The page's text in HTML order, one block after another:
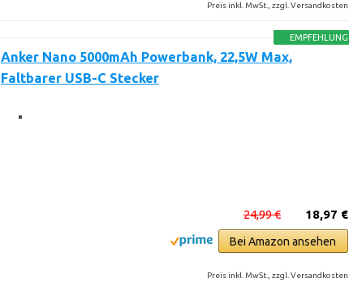
Preis inkl. MwSt., zzgl. Versandkosten
EMPFEHLUNG
Anker Nano 5000mAh Powerbank, 22,5W Max,
Faltbarer USB-C Stecker
18,97 €
24,99 €
Bei Amazon ansehen
Preis inkl. MwSt., zzgl. Versandkosten